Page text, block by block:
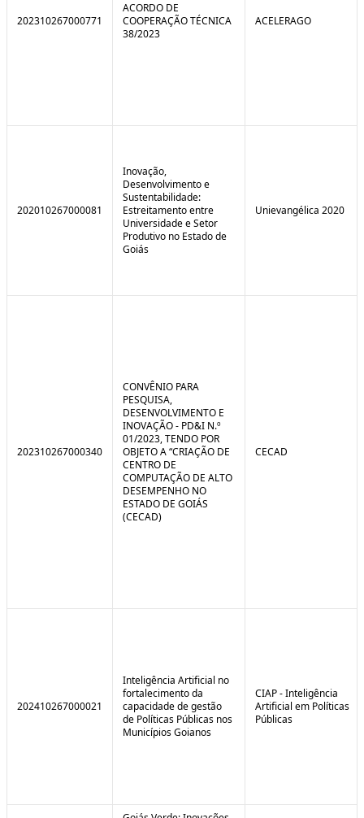
202310267000771
ACORDO DE
COOPERAÇÃO TÉCNICA
38/2023
ACELERAGO
202010267000081
Inovação,
Desenvolvimento e
Sustentabilidade:
Estreitamento entre
Universidade e Setor
Produtivo no Estado de
Goiás
Unievangélica 2020
202310267000340
CONVÊNIO PARA
PESQUISA,
DESENVOLVIMENTO E
INOVAÇÃO - PD&I N.º
01/2023, TENDO POR
OBJETO A “CRIAÇÃO DE
CENTRO DE
COMPUTAÇÃO DE ALTO
DESEMPENHO NO
ESTADO DE GOIÁS
(CECAD)
CECAD
202410267000021
Inteligência Artificial no
fortalecimento da
capacidade de gestão
de Políticas Públicas nos
Municípios Goianos
CIAP - Inteligência
Artificial em Políticas
Públicas